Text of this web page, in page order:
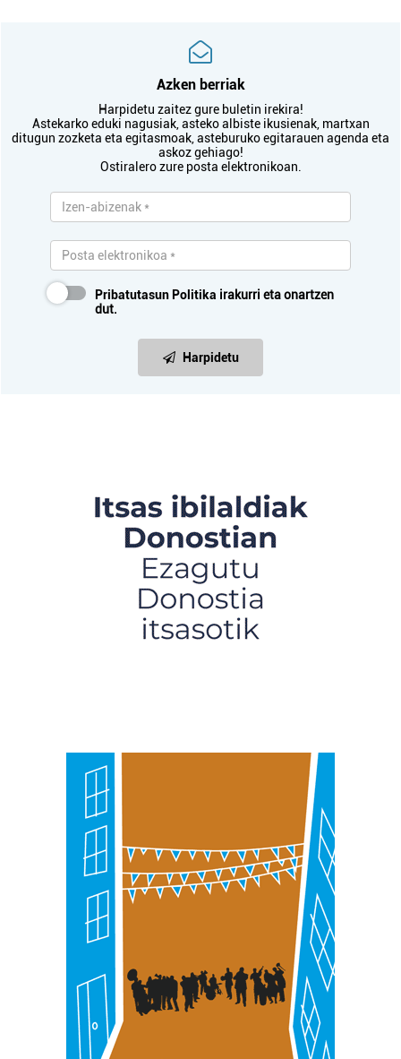
Azken berriak
Harpidetu zaitez gure buletin irekira!
Astekarko eduki nagusiak, asteko albiste ikusienak, martxan
ditugun zozketa eta egitasmoak, asteburuko egitarauen agenda eta
askoz gehiago!
Ostiralero zure posta elektronikoan.
Pribatutasun Politika irakurri eta onartzen
dut.
Harpidetu